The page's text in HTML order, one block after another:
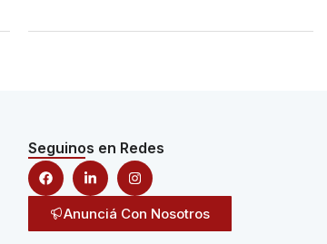
Seguinos en Redes
Anunciá Con Nosotros